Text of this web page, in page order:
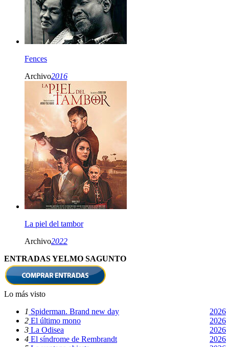
Fences
Archivo2016
La piel del tambor
Archivo2022
ENTRADAS YELMO SAGUNTO
Lo más visto
1 Spiderman. Brand new day
2026
2 El último mono
2026
3 La Odisea
2026
4 El síndrome de Rembrandt
2026